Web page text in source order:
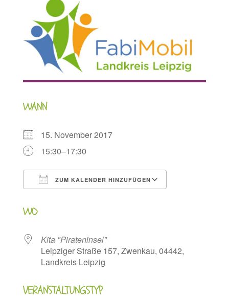
WANN
15. November 2017
15:30–17:30
ZUM KALENDER HINZUFÜGEN
WO
Kita "Pirateninsel"
Leipziger Straße 157, Zwenkau, 04442,
Landkreis Leipzig
VERANSTALTUNGSTYP